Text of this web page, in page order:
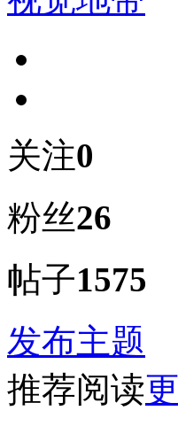
关注0
粉丝26
帖子1575
发布主题
推荐阅读